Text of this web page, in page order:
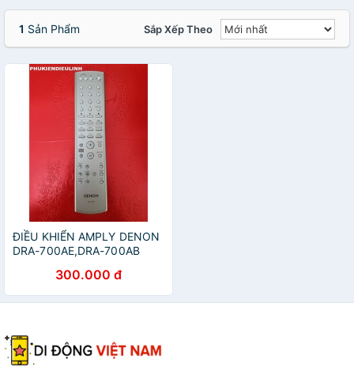
1 Sản Phẩm Sắp Xếp Theo
ĐIỀU KHIỂN AMPLY DENON
DRA-700AE,DRA-700AB
300.000 đ